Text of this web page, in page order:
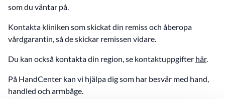
som du väntar på.
Kontakta kliniken som skickat din remiss och åberopa
vårdgarantin, så de skickar remissen vidare.
Du kan också kontakta din region, se kontaktuppgifter här.
På HandCenter kan vi hjälpa dig som har besvär med hand,
handled och armbåge.